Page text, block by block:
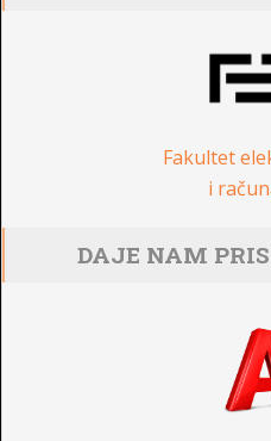
Fakultet
i
DAJE NAM